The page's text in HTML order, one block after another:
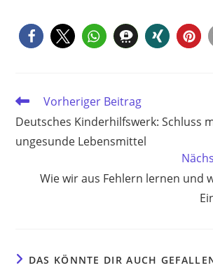
Weitere
ansehen
Vorheriger Beitrag
Deutsches Kinderhilfswerk: Schluss
ungesunde Lebensmittel
Wie wir aus Fehlern lernen und
DAS KÖNNTE DIR AUCH